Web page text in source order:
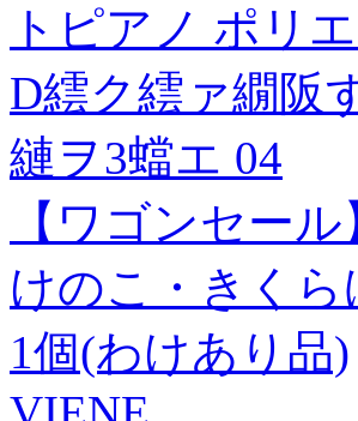
トピアノ ポリ
D繧ク繧ァ繝阪
縺ヲ3蟷エ 04
【ワゴンセー
けのこ・きくら
1個(わけあり品)